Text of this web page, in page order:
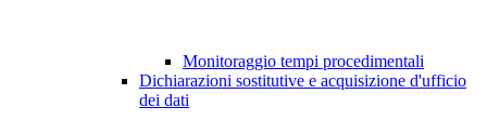
Monitoraggio tempi procedimentali
Dichiarazioni sostitutive e acquisizione d'ufficio
dei dati